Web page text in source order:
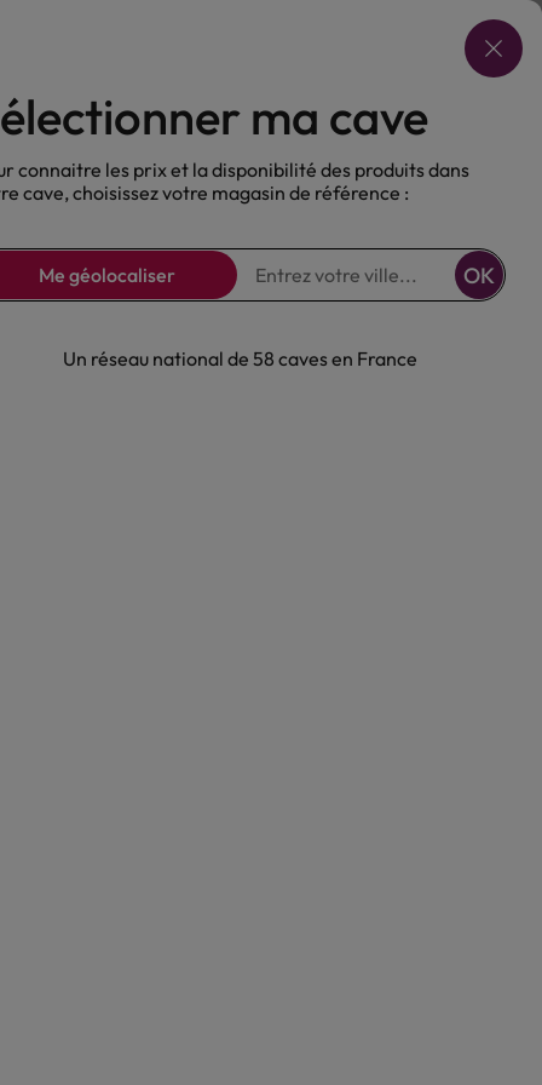
Choisir ma cave
Nos Bières Sans alcool
Brut Blanc
fine et des arômes salins voire
de poire, pamplemousse
de fraîcheur. Nous retrouvons
et gourmande.
ma cave
connaitre les prix et la disponibilité des produits dans
cave, choisissez votre magasin de référence :
Me géolocaliser OK
Un réseau national de 58 caves en France